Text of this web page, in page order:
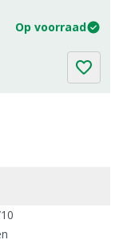
Op voorraad